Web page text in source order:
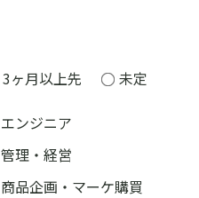
3ヶ月以上先 未定
エンジニア
管理・経営
商品企画・マーケ購買